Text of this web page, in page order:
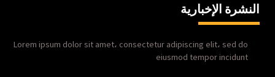
النشرة الإخبارية
Lorem ipsum dolor sit amet، consectetur adipiscing elit، sed do
eiusmod tempor incidunt